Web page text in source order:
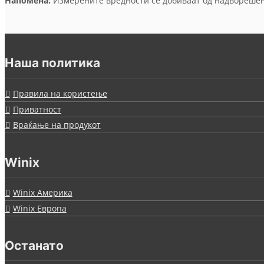
Наша политика
Правила на користење
Приватност
Враќање на продукот
Winix
Winix Америка
Winix Европа
Останато